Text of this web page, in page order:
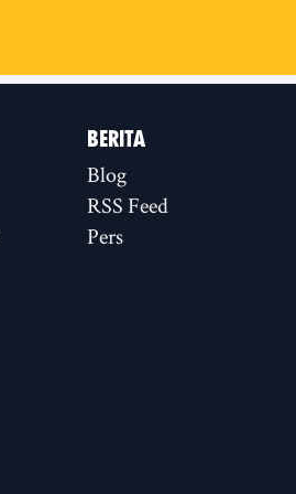
BERITA
Blog
RSS Feed
Pers